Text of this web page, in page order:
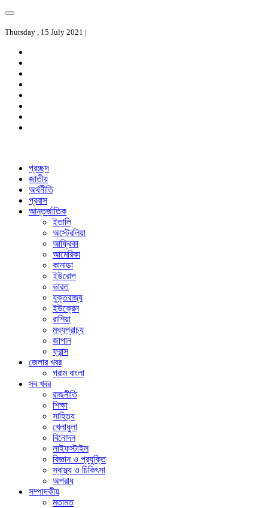
Thursday , 15 July 2021 |
প্রচ্ছদ
জাতীয়
অর্থনীতি
প্রবাস
আন্তর্জাতিক
ইতালি
অস্ট্রেলিয়া
আফ্রিকা
আমেরিকা
কানাডা
ইউরোপ
ভারত
যুক্তরাজ্য
ইউক্রেন
রাশিয়া
মধ্যপ্রাচ্য
জাপান
ফ্রান্স
জেলার খবর
গ্রাম বাংলা
সব খবর
রাজনীতি
শিক্ষা
সাহিত্য
খেলাধুলা
বিনোদন
লাইফস্টাইল
বিজ্ঞান ও প্রযুক্তি
স্বাস্থ্য ও চিকিৎসা
অপরাধ
সম্পাদকীয়
মতামত